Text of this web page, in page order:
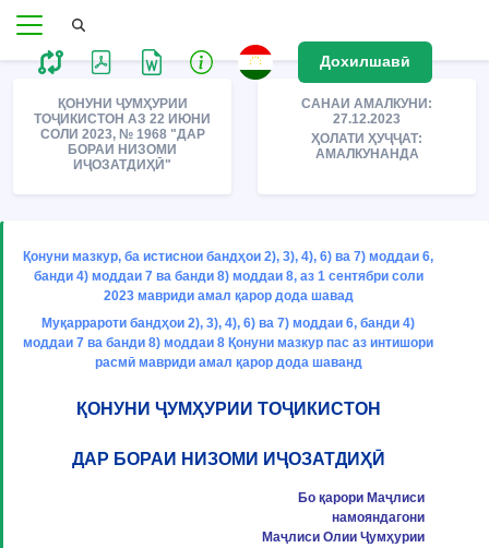
Дохилшавӣ
ҚОНУНИ ҶУМҲУРИИ
ТОҶИКИСТОН АЗ 22 ИЮНИ
СОЛИ 2023, № 1968 "ДАР
БОРАИ НИЗОМИ
ИҶОЗАТДИҲӢ"
САНАИ АМАЛКУНИ:
27.12.2023
ҲОЛАТИ ҲУҶҶАТ:
АМАЛКУНАНДА
Қонуни мазкур, ба истиснои бандҳои 2), 3), 4), 6) ва 7) моддаи 6,
банди 4) моддаи 7 ва банди 8) моддаи 8, аз 1 сентябри соли
2023 мавриди амал қарор дода шавад
Муқаррароти бандҳои 2), 3), 4), 6) ва 7) моддаи 6, банди 4)
моддаи 7 ва банди 8) моддаи 8 Қонуни мазкур пас аз интишори
расмӣ мавриди амал қарор дода шаванд
ҚОНУНИ ҶУМҲУРИИ ТОҶИКИСТОН
ДАР БОРАИ НИЗОМИ ИҶОЗАТДИҲӢ
Бо қарори Маҷлиси
намояндагони
Маҷлиси Олии Ҷумҳурии